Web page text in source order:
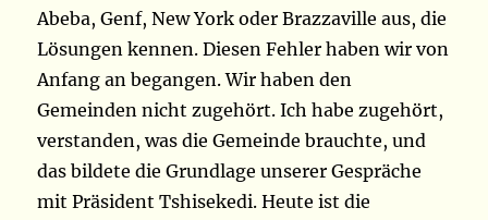
Abeba, Genf, New York oder Brazzaville aus, die
Lösungen kennen. Diesen Fehler haben wir von
Anfang an begangen. Wir haben den
Gemeinden nicht zugehört. Ich habe zugehört,
verstanden, was die Gemeinde brauchte, und
das bildete die Grundlage unserer Gespräche
mit Präsident Tshisekedi. Heute ist die